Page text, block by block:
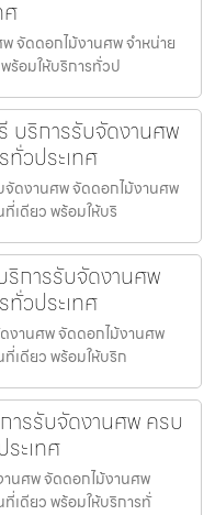
ศ
จัดดอกไม้งานศพ จำหน่าย
ร้อมให้บริการทั่วป
บริการรับจัดงานศพ
ทั่วประเทศ
จัดงานศพ จัดดอกไม้งานศพ
เดียว พร้อมให้บริ
ริการรับจัดงานศพ
ทั่วประเทศ
งานศพ จัดดอกไม้งานศพ
เดียว พร้อมให้บริก
ารรับจัดงานศพ ครบ
ะเทศ
านศพ จัดดอกไม้งานศพ
เดียว พร้อมให้บริการทั่